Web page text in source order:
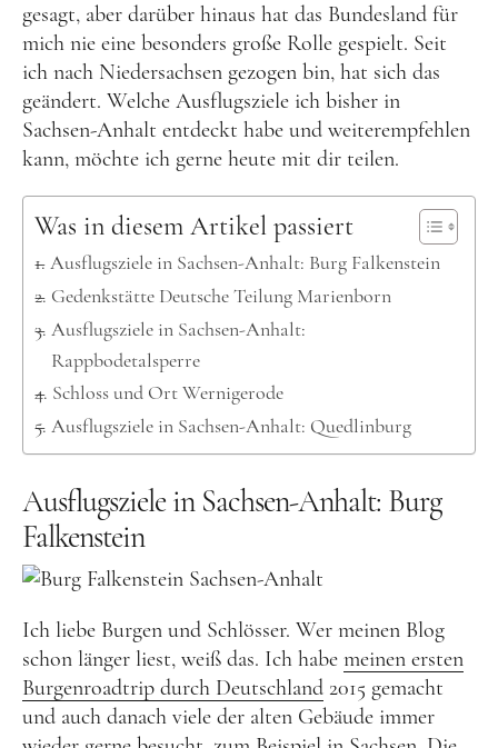
Amerika
Kanada
USA
Westküste
Hawaii
Asien
China
Südkorea
Taiwan
Baltikum
Dänemark
Finnland
Norwegen
gesagt, aber darüber hinaus hat das Bundesland für
mich nie eine besonders große Rolle gespielt. Seit
ich nach Niedersachsen gezogen bin, hat sich das
geändert. Welche Ausflugsziele ich bisher in
Sachsen-Anhalt entdeckt habe und weiterempfehlen
kann, möchte ich gerne heute mit dir teilen.
Was in diesem Artikel passiert
Ausflugsziele in Sachsen-Anhalt: Burg Falkenstein
Gedenkstätte Deutsche Teilung Marienborn
Ausflugsziele in Sachsen-Anhalt:
Rappbodetalsperre
Schloss und Ort Wernigerode
Ausflugsziele in Sachsen-Anhalt: Quedlinburg
Ausflugsziele in Sachsen-Anhalt: Burg
Falkenstein
Ich liebe Burgen und Schlösser. Wer meinen Blog
schon länger liest, weiß das. Ich habe meinen ersten
Burgenroadtrip durch Deutschland 2015 gemacht
und auch danach viele der alten Gebäude immer